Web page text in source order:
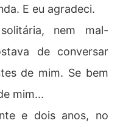
E eu agradeci.
nem mal-
de conversar
de mim. Se bem
mim...
e dois anos, no